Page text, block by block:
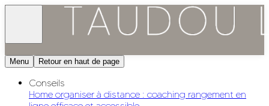
Menu Retour en haut de page
Conseils
Home organiser à distance : coaching rangement en